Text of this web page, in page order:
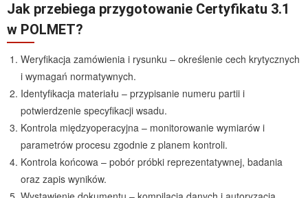
Jak przebiega przygotowanie Certyfikatu 3.1
w POLMET?
Weryfikacja zamówienia i rysunku – określenie cech krytycznych
i wymagań normatywnych.
Identyfikacja materiału – przypisanie numeru partii i
potwierdzenie specyfikacji wsadu.
Kontrola międzyoperacyjna – monitorowanie wymiarów i
parametrów procesu zgodnie z planem kontroli.
Kontrola końcowa – pobór próbki reprezentatywnej, badania
oraz zapis wyników.